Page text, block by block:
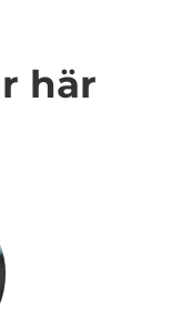
här